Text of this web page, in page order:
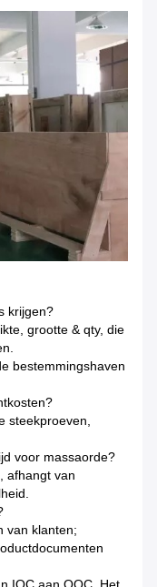
krijgen?
grootte & qty, die
bestemmingshaven
steekproeven,
voor massaorde?
afhangt van
van klanten;
IQC aan OQC. Het